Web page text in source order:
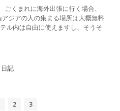
くまれに海外出張に行く場合、
ジアの人の集まる場所は大概無料
ル内は自由に使えますし、そうそ
日記
2 3